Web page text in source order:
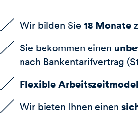
Wir bilden Sie 18 Monate
Sie bekommen einen
nach Bankentarifvertrag
Flexible
Wir bieten Ihnen einen